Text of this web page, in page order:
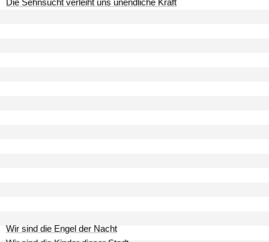
Die Sehnsucht verleiht uns unendliche Kraft
Wir sind die Engel der Nacht